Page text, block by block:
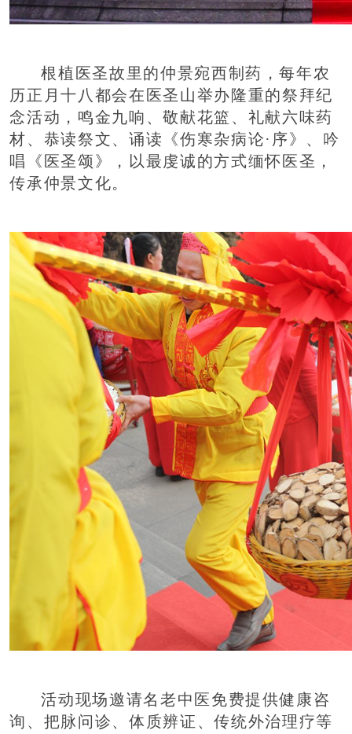
根植医圣故里的仲景宛西制药，每年农
历正月十八都会在医圣山举办隆重的祭拜纪
念活动，鸣金九响、敬献花篮、礼献六味药
材、恭读祭文、诵读《伤寒杂病论·序》、吟
唱《医圣颂》，以最虔诚的方式缅怀医圣，
传承仲景文化。
活动现场邀请名老中医免费提供健康咨
询、把脉问诊、体质辨证、传统外治理疗等